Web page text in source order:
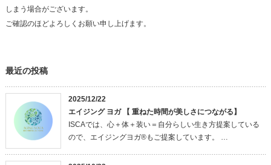
しまう場合がございます。
ご確認のほどよろしくお願い申し上げます。
最近の投稿
2025/12/22
エイジング ヨガ 【 重ねた時間が美しさにつながる】
ISCAでは、心＋体＋装い＝自分らしい生き方提案している
ので、エイジングヨガ®もご提案しています。 …